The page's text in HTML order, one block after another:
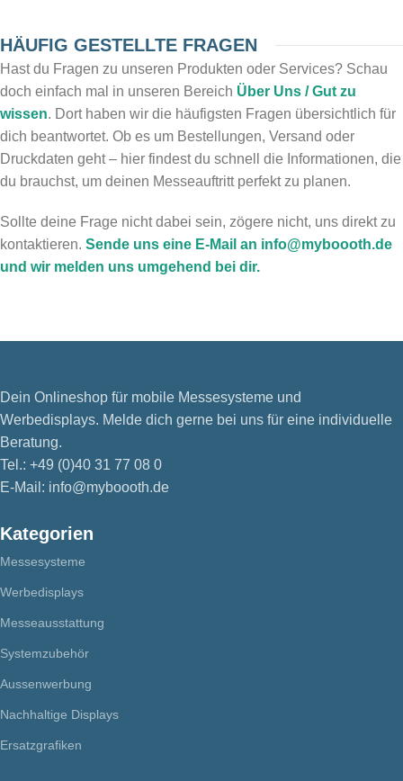
HÄUFIG GESTELLTE FRAGEN
Hast du Fragen zu unseren Produkten oder Services? Schau
doch einfach mal in unseren Bereich Über Uns / Gut zu
wissen. Dort haben wir die häufigsten Fragen übersichtlich für
dich beantwortet. Ob es um Bestellungen, Versand oder
Druckdaten geht – hier findest du schnell die Informationen, die
du brauchst, um deinen Messeauftritt perfekt zu planen.
Sollte deine Frage nicht dabei sein, zögere nicht, uns direkt zu
kontaktieren. Sende uns eine E-Mail an info@myboooth.de
und wir melden uns umgehend bei dir.
Dein Onlineshop für mobile Messesysteme und
Werbedisplays. Melde dich gerne bei uns für eine individuelle
Beratung.
Tel.: +49 (0)40 31 77 08 0
E-Mail: info@myboooth.de
Kategorien
Messesysteme
Werbedisplays
Messeausstattung
Systemzubehör
Aussenwerbung
Nachhaltige Displays
Ersatzgrafiken